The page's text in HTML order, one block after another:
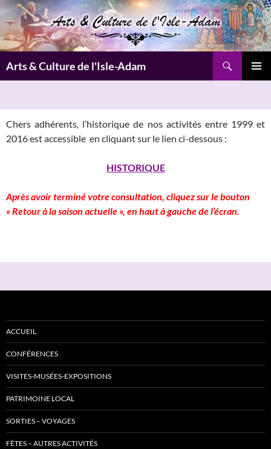
Aller
au
contenu
Arts & Culture de l'Isle-Adam
Chers adhérents, l’historique de nos activités entre 1999 et
2016 est accessible en cliquant sur le lien ci-dessous :
HISTORIQUE
Après avoir terminé votre consultation, cliquez sur le bouton
« Retour à la saison actuelle », en haut à gauche de l’écran.
ACCUEIL
CONFÉRENCES
VISITES-MUSÉES-EXPOSITIONS
PATRIMOINE LOCAL
SORTIES – VOYAGES
FÊTES – AUTRES ACTIVITÉS